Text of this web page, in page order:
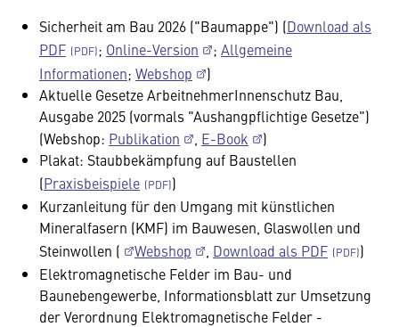
Sicherheit am Bau 2026 ("Baumappe") (Download als
PDF
; Online-Version ; Allgemeine
Informationen; Webshop
)
Aktuelle Gesetze ArbeitnehmerInnenschutz Bau,
Ausgabe 2025 (vormals "Aushangpflichtige Gesetze")
(Webshop: Publikation E-Book
)
Plakat: Staubbekämpfung auf Baustellen
(Praxisbeispiele
)
Kurzanleitung für den Umgang mit künstlichen
Mineralfasern (KMF) im Bauwesen, Glaswollen und
Steinwollen (
Webshop Download als PDF
)
Elektromagnetische Felder im Bau- und
Baunebengewerbe, Informationsblatt zur Umsetzung
der Verordnung Elektromagnetische Felder -